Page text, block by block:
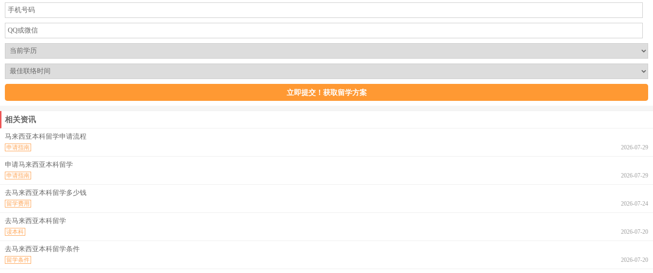
相关资讯
马来西亚本科留学申请流程
2026-07-29
申请指南
申请马来西亚本科留学
2026-07-29
申请指南
去马来西亚本科留学多少钱
2026-07-24
留学费用
去马来西亚本科留学
2026-07-20
读本科
去马来西亚本科留学条件
2026-07-20
留学条件